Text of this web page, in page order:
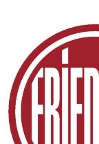
UNTERNEHMEN
FAHRZEUGHANDEL
TATRA
Bergbau
Feuerwehr
Militär